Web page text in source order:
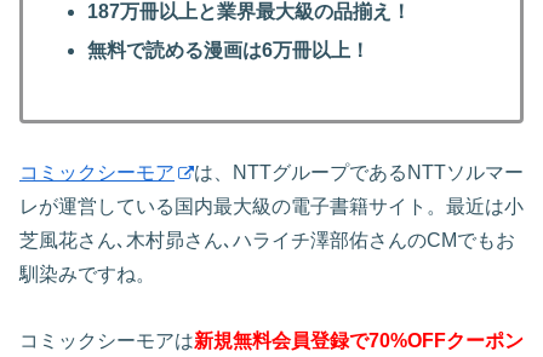
187万冊以上と業界最大級の品揃え！
無料で読める漫画は6万冊以上！
コミックシーモア
は、NTTグループであるNTTソルマー
レが運営している国内最大級の電子書籍サイト。最近は小
芝風花さん､木村昴さん､ハライチ澤部佑さんのCMでもお
馴染みですね。
コミックシーモアは新規無料会員登録で70%OFFクーポン